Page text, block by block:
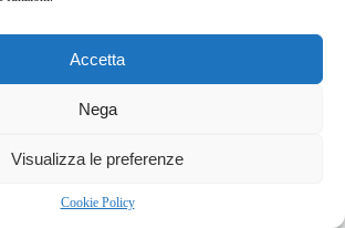
Accetta
Nega
Visualizza le preferenze
Cookie Policy
che l’acufene cronico non è un